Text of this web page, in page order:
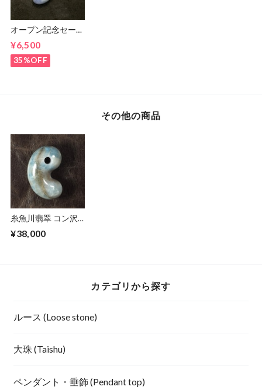
オープン記念セー
ラベンダー 勾玉
14g
¥6,500
35%OFF
その他の商品
糸魚川翡翠 コン沢
ま 勾玉 19.6g
¥38,000
カテゴリから探す
ルース (Loose stone)
大珠 (Taishu)
ペンダント・垂飾 (Pendant top)